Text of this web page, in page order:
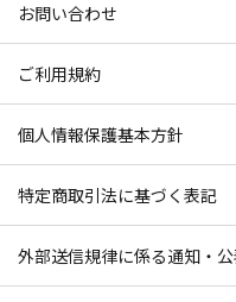
お問い合わせ
ご利用規約
個人情報保護基本方針
特定商取引法に基づく表記
外部送信規律に係る通知・